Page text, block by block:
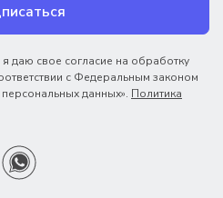
даю свое согласие на обработку
с Федеральным законом
данных». Политика